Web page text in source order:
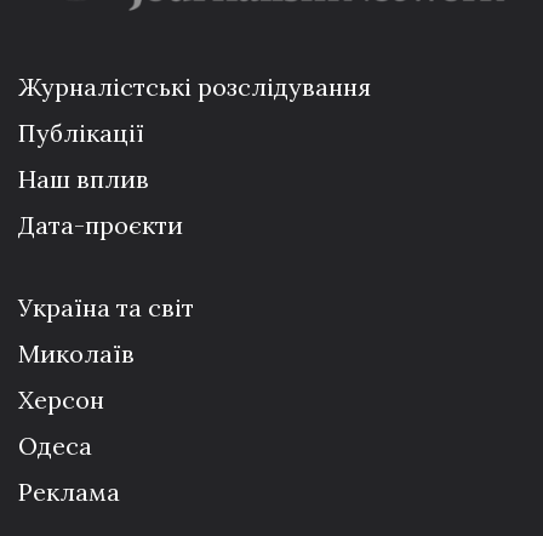
Журналістські розслідування
Публікації
Наш вплив
Дата-проєкти
Україна та світ
Миколаїв
Херсон
Одеса
Реклама